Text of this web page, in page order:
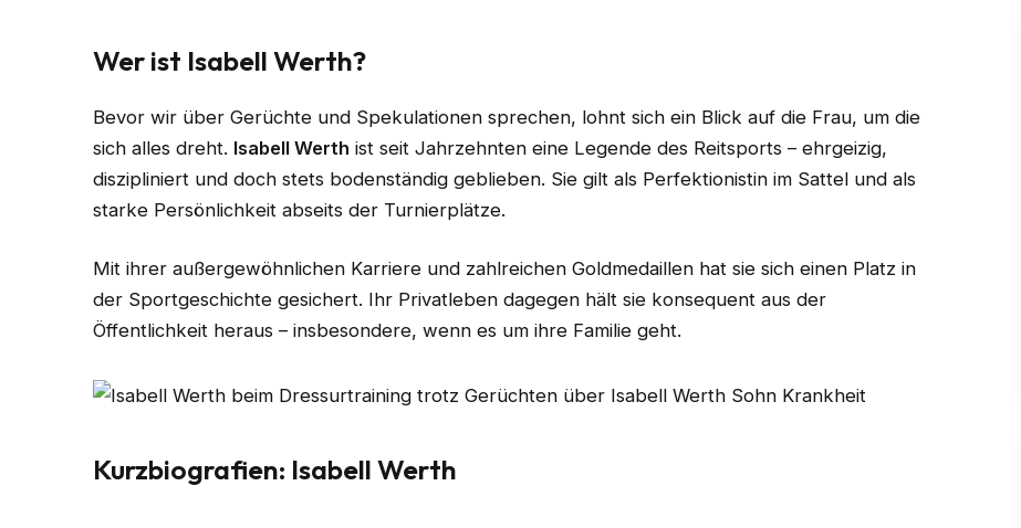
Wer ist Isabell Werth?
Bevor wir über Gerüchte und Spekulationen sprechen, lohnt sich ein Blick auf die Frau, um die
sich alles dreht. Isabell Werth ist seit Jahrzehnten eine Legende des Reitsports – ehrgeizig,
diszipliniert und doch stets bodenständig geblieben. Sie gilt als Perfektionistin im Sattel und als
starke Persönlichkeit abseits der Turnierplätze.
Mit ihrer außergewöhnlichen Karriere und zahlreichen Goldmedaillen hat sie sich einen Platz in
der Sportgeschichte gesichert. Ihr Privatleben dagegen hält sie konsequent aus der
Öffentlichkeit heraus – insbesondere, wenn es um ihre Familie geht.
Kurzbiografien: Isabell Werth